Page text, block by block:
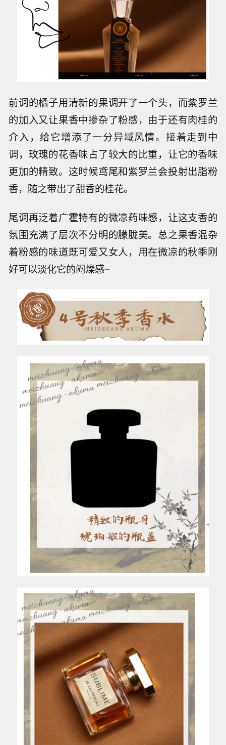
前调的橘子用清新的果调开了一个头，而紫罗兰
的加入又让果香中掺杂了粉感，由于还有肉桂的
介入，给它增添了一分异域风情。接着走到中
调，玫瑰的花香味占了较大的比重，让它的香味
更加的精致。这时候鸢尾和紫罗兰会投射出脂粉
香，随之带出了甜香的桂花。
尾调再泛着广霍特有的微凉药味感，让这支香的
氛围充满了层次不分明的朦胧美。总之果香混杂
着粉感的味道既可爱又女人，用在微凉的秋季刚
好可以淡化它的闷燥感~